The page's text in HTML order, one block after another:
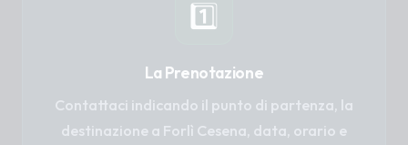
1️⃣
La Prenotazione
Contattaci indicando il punto di partenza, la
destinazione a Forlì Cesena, data, orario e